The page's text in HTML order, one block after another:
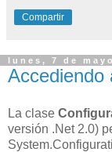
Compartir
lunes, 7 de
Accediendo
La clase
versión .Net 2.0)